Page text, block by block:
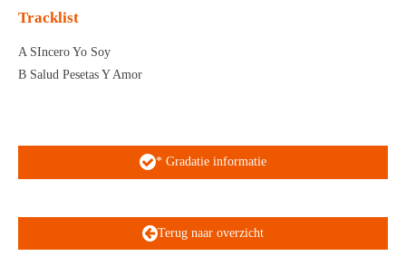
Tracklist
A SIncero Yo Soy
B Salud Pesetas Y Amor
* Gradatie informatie
Terug naar overzicht